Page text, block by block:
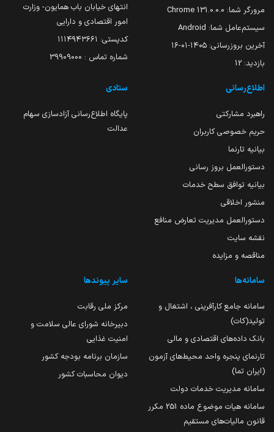
مرورگر شما: 131.0.0.0 Chrome
سیستم‌عامل شما: Android
آخرین بروزرسانی: ۱۴۰۵-۰۱-۱۶
بازدید: 12
انتهای خیابان باب همایون- وزارت
امور اقتصادی و دارایی
کدپستی: ۱۱۱۴۹۴۳۶۶۱
شماره تماس : 39909000
اطلاع‌رسانی
راهبرد مشارکتی
حریم خصوصی کاربران
بیانیه تارنما
دستورالعمل بروز رسانی
بیانیه توافق سطح خدمات
منشور اخلاقی
دستورالعمل مدیریت تعارض منافع
نقشه سایت
مناقصه و مزایده
ستادی
پایگاه اطلاع‌رسانی آزادسازی سهام
عدالت
سامانه‌ها
سامانه جامع کارآفرینی ، اشتغال و
تولید(کات)
بانک داده‌های اقتصادی و مالی
تارنمای پنجره واحد محیط‌های آزمون
(ایران تما)
سامانه مدیریت خدمات دولت
سامانه هیات موضوع ماده 251 مکرر
قانون مالیات‌های مستقیم
سایر پیوندها
مرکز ملی رقابت
دبیرخانه شورای عالی سلامت و
امنیت غذایی
سازمان برنامه بودجه کشور
دیوان محاسبات کشور